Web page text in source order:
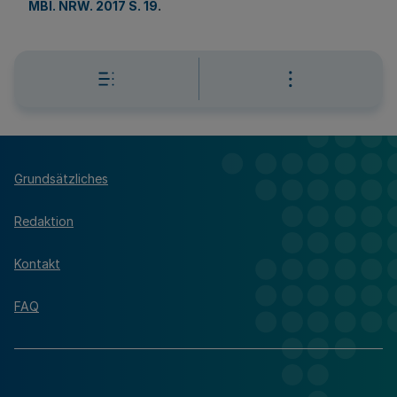
MBl. NRW. 2017 S. 19.
Grundsätzliches
Redaktion
Kontakt
FAQ